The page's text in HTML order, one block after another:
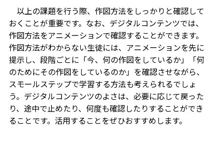
以上の課題を行う際、作図方法をしっかりと確認して
おくことが重要です。なお、デジタルコンテンツでは、
作図方法をアニメーションで確認することができます。
作図方法がわからない生徒には、アニメーションを先に
提示し、段階ごとに「今、何の作図をしているか」「何
のためにその作図をしているのか」を確認させながら、
スモールステップで学習する方法も考えられるでしょ
う。デジタルコンテンツのよさは、必要に応じて戻った
り、途中で止めたり、何度も確認したりすることができ
ることです。活用することをぜひおすすめします。